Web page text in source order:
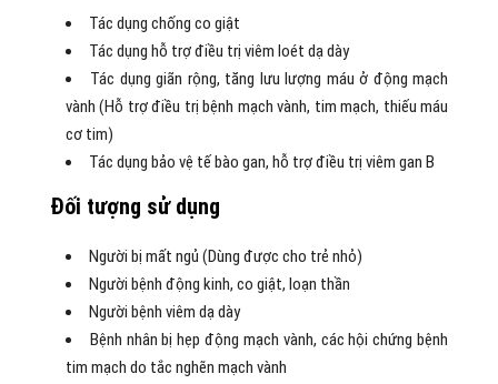
Tác dụng chống co giật
Tác dụng hỗ trợ điều trị viêm loét dạ dày
Tác dụng giãn rộng, tăng lưu lượng máu ở động mạch
vành (Hỗ trợ điều trị bệnh mạch vành, tim mạch, thiếu máu
cơ tim)
Tác dụng bảo vệ tế bào gan, hỗ trợ điều trị viêm gan B
Đối tượng sử dụng
Người bị mất ngủ (Dùng được cho trẻ nhỏ)
Người bệnh động kinh, co giật, loạn thần
Người bệnh viêm dạ dày
Bệnh nhân bị hẹp động mạch vành, các hội chứng bệnh
tim mạch do tắc nghẽn mạch vành